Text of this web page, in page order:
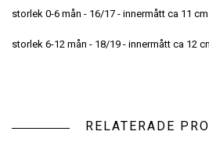
storlek 0-6 mån - 16/17 - innermått ca 11 cm
storlek 6-12 mån - 18/19 - innermått ca 12
RELATERADE